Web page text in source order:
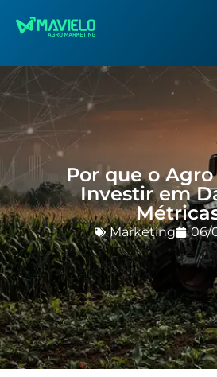
Por que o
Investir em
Marketing 06/